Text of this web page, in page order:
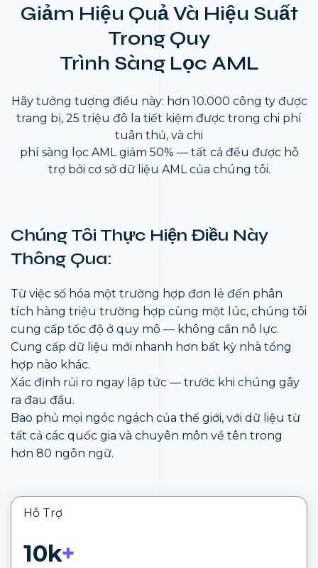
Giảm Hiệu Quả Và Hiệu Suất
Trong Quy
Trình Sàng Lọc AML
Hãy tưởng tượng điều này: hơn 10.000 công ty được
trang bị, 25 triệu đô la tiết kiệm được trong chi phí
tuân thủ, và chi
phí sàng lọc AML giảm 50% — tất cả đều được hỗ
trợ bởi cơ sở dữ liệu AML của chúng tôi.
Chúng Tôi Thực Hiện Điều Này
Thông Qua:
Từ việc số hóa một trường hợp đơn lẻ đến phân
tích hàng triệu trường hợp cùng một lúc, chúng tôi
cung cấp tốc độ ở quy mô — không cần nỗ lực.
Cung cấp dữ liệu mới nhanh hơn bất kỳ nhà tổng
hợp nào khác.
Xác định rủi ro ngay lập tức — trước khi chúng gây
ra đau đầu.
Bao phủ mọi ngóc ngách của thế giới, với dữ liệu từ
tất cả các quốc gia và chuyên môn về tên trong
hơn 80 ngôn ngữ.
Hỗ Trợ
10k+